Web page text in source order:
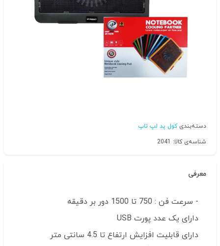
دسته‌بندی کول پد لپ تاپ
شناسه‌ی کالا: 2041
معرفی
- سرعت فن : 750 تا 1500 دور بر دقیقه
دارای یک عدد پورت USB
دارای قابلیت افزایش ارتفاع تا 4.5 سانتی متر